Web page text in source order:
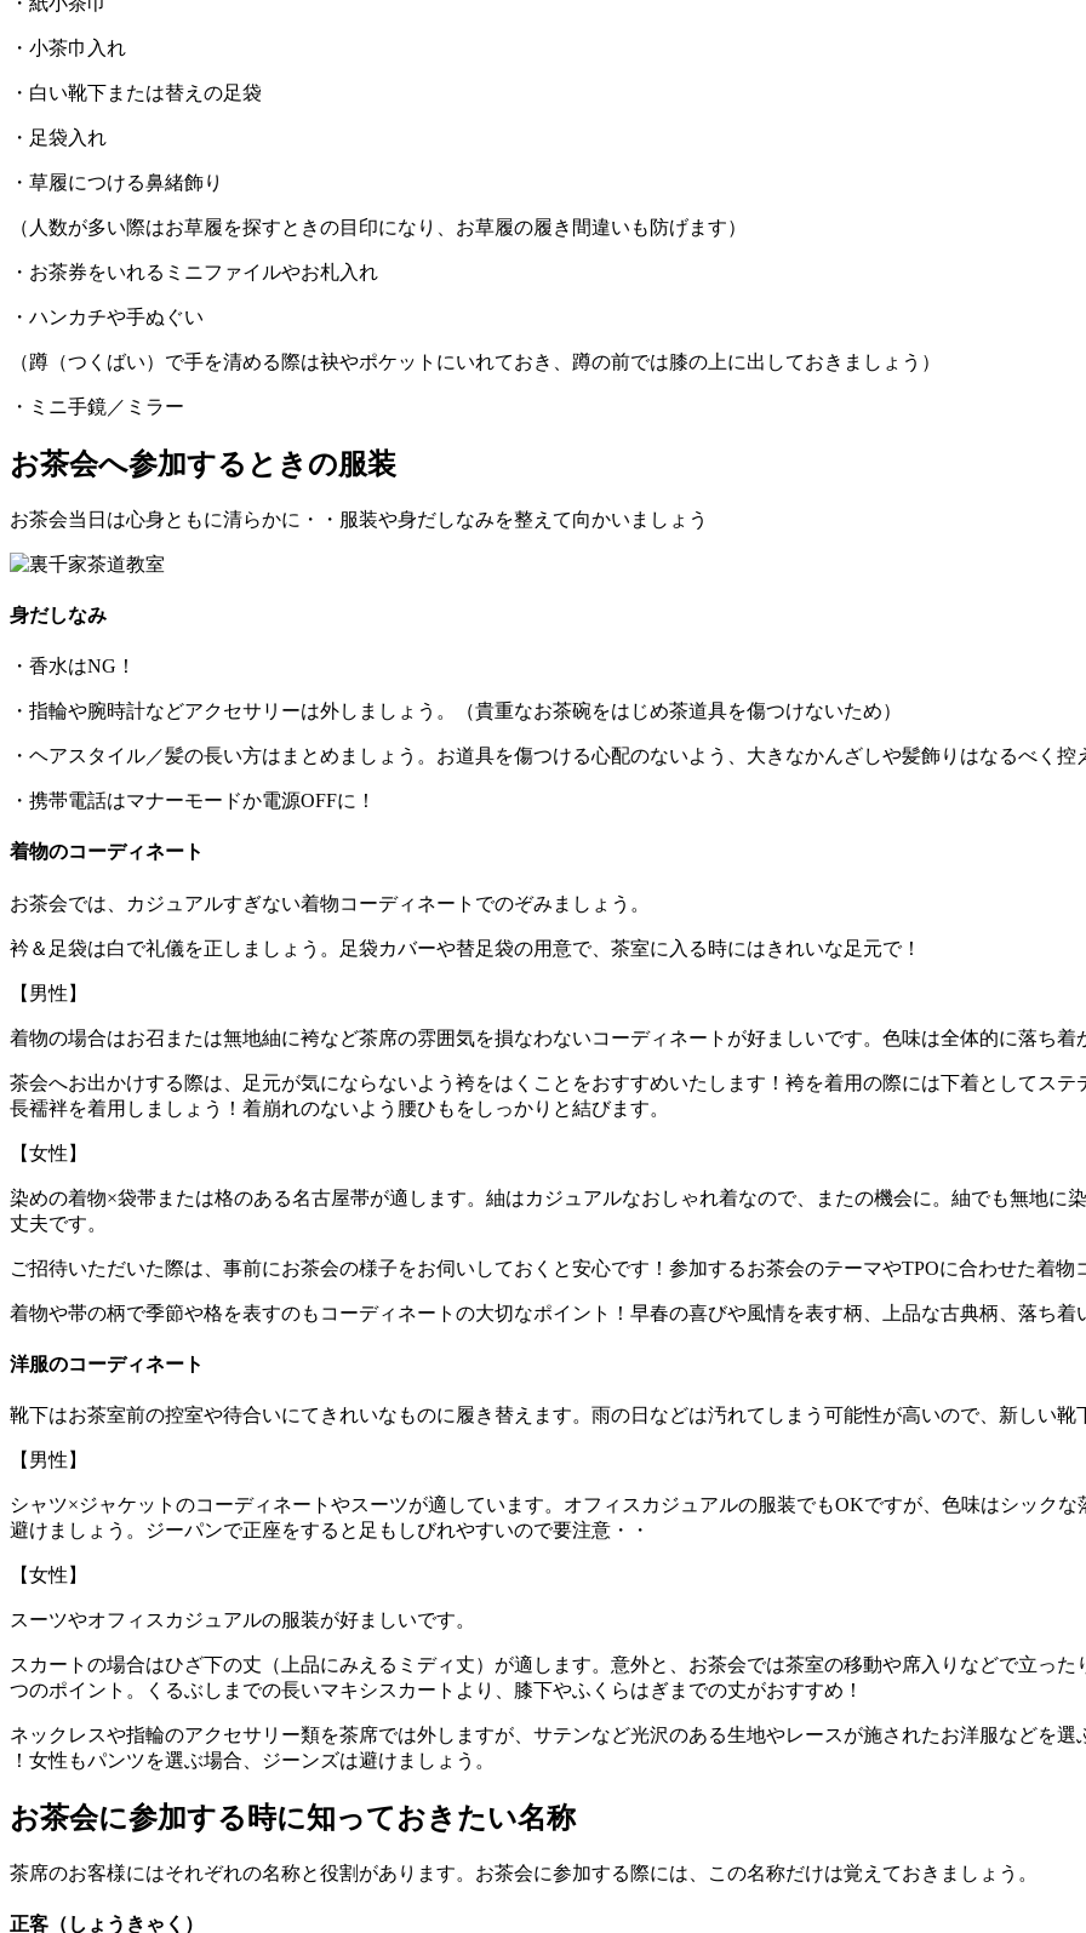
・小茶巾入れ
・白い靴下または替えの足袋
・足袋入れ
・草履につける鼻緒飾り
（人数が多い際はお草履を探すときの目印になり、お草履の履き間違いも防げます）
・お茶券をいれるミニファイルやお札入れ
・ハンカチや手ぬぐい
（蹲（つくばい）で手を清める際は袂やポケットにいれておき、蹲の前では膝の上に出しておきましょう）
・ミニ手鏡／ミラー
お茶会へ参加するときの服装
お茶会当日は心身ともに清らかに・・服装や身だしなみを整えて向かいましょう
身だしなみ
・香水はNG！
・指輪や腕時計などアクセサリーは外しましょう。（貴重なお茶碗をはじめ茶道具を傷つけないため）
・ヘアスタイル／髪の長い方はまとめましょう。お道具を傷つける心配のないよう、大きなかんざしや髪飾りはなるべく控
・携帯電話はマナーモードか電源OFFに！
着物のコーディネート
お茶会では、カジュアルすぎない着物コーディネートでのぞみましょう。
衿＆足袋は白で礼儀を正しましょう。足袋カバーや替足袋の用意で、茶室に入る時にはきれいな足元で！
【男性】
着物の場合はお召または無地紬に袴など茶席の雰囲気を損なわないコーディネートが好ましいです。色味は全体的に落ち着
茶会へお出かけする際は、足元が気にならないよう袴をはくことをおすすめいたします！袴を着用の際には下着としてス
長襦袢を着用しましょう！着崩れのないよう腰ひもをしっかりと結びます。
【女性】
染めの着物×袋帯または格のある名古屋帯が適します。紬はカジュアルなおしゃれ着なので、またの機会に。紬でも無地に
丈夫です。
ご招待いただいた際は、事前にお茶会の様子をお伺いしておくと安心です！参加するお茶会のテーマやTPOに合わせた着物
着物や帯の柄で季節や格を表すのもコーディネートの大切なポイント！早春の喜びや風情を表す柄、上品な古典柄、落ち着
洋服のコーディネート
靴下はお茶室前の控室や待合いにてきれいなものに履き替えます。雨の日などは汚れてしまう可能性が高いので、新しい靴
【男性】
シャツ×ジャケットのコーディネートやスーツが適しています。オフィスカジュアルの服装でもOKですが、色味はシック
避けましょう。ジーパンで正座をすると足もしびれやすいので要注意・・
【女性】
スーツやオフィスカジュアルの服装が好ましいです。
スカートの場合はひざ下の丈（上品にみえるミディ丈）が適します。意外と、お茶会では茶室の移動や席入りなどで立っ
つのポイント。くるぶしまでの長いマキシスカートより、膝下やふくらはぎまでの丈がおすすめ！
ネックレスや指輪のアクセサリー類を茶席では外しますが、サテンなど光沢のある生地やレースが施されたお洋服などを
！女性もパンツを選ぶ場合、ジーンズは避けましょう。
お茶会に参加する時に知っておきたい名称
茶席のお客様にはそれぞれの名称と役割があります。お茶会に参加する際には、この名称だけは覚えておきましょう。
正客（しょうきゃく）